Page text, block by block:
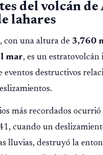
del volcán de
lahares
con una altura de 3,760
mar, es un estratovolcán
eventos destructivos
más recordados ocurrió
cuando un
lluvias, destruyó la